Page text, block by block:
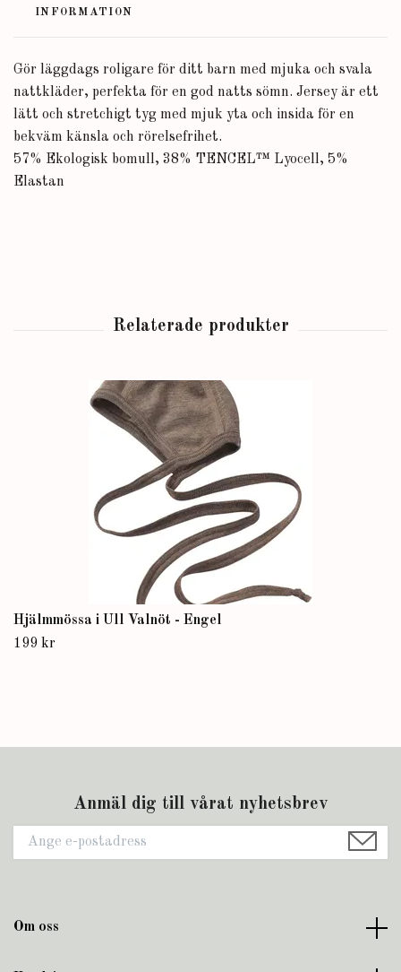
INFORMATION
Gör läggdags roligare för ditt barn med mjuka och svala
nattkläder, perfekta för en god natts sömn. Jersey är ett
lätt och stretchigt tyg med mjuk yta och insida för en
bekväm känsla och rörelsefrihet.
57% Ekologisk bomull, 38% TENCEL™ Lyocell, 5%
Elastan
Hjälmmössa i Ull Valnöt - Engel
199 kr
Anmäl dig till vårat nyhetsbrev
Om oss